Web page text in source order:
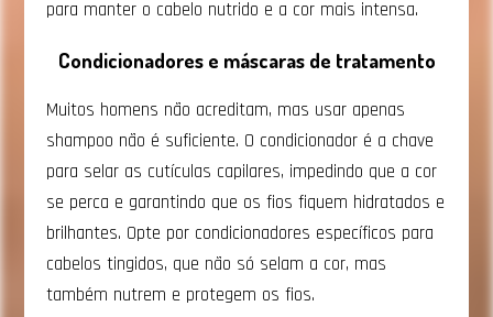
para manter o cabelo nutrido e a cor mais intensa.
Condicionadores e máscaras de tratamento
Muitos homens não acreditam, mas usar apenas
shampoo não é suficiente. O condicionador é a chave
para selar as cutículas capilares, impedindo que a cor
se perca e garantindo que os fios fiquem hidratados e
brilhantes. Opte por condicionadores específicos para
cabelos tingidos, que não só selam a cor, mas
também nutrem e protegem os fios.